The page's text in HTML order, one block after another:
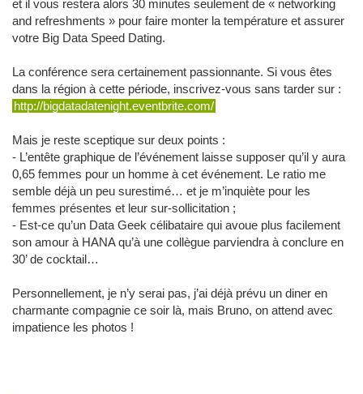
et il vous restera alors 30 minutes seulement de « networking
and refreshments » pour faire monter la température et assurer
votre Big Data Speed Dating.
La conférence sera certainement passionnante. Si vous êtes
dans la région à cette période, inscrivez-vous sans tarder sur :
http://bigdatadatenight.eventbrite.com/
Mais je reste sceptique sur deux points :
- L’entête graphique de l’événement laisse supposer qu’il y aura
0,65 femmes pour un homme à cet événement. Le ratio me
semble déjà un peu surestimé… et je m’inquiète pour les
femmes présentes et leur sur-sollicitation ;
- Est-ce qu’un Data Geek célibataire qui avoue plus facilement
son amour à HANA qu’à une collègue parviendra à conclure en
30’ de cocktail…
Personnellement, je n’y serai pas, j’ai déjà prévu un diner en
charmante compagnie ce soir là, mais Bruno, on attend avec
impatience les photos !